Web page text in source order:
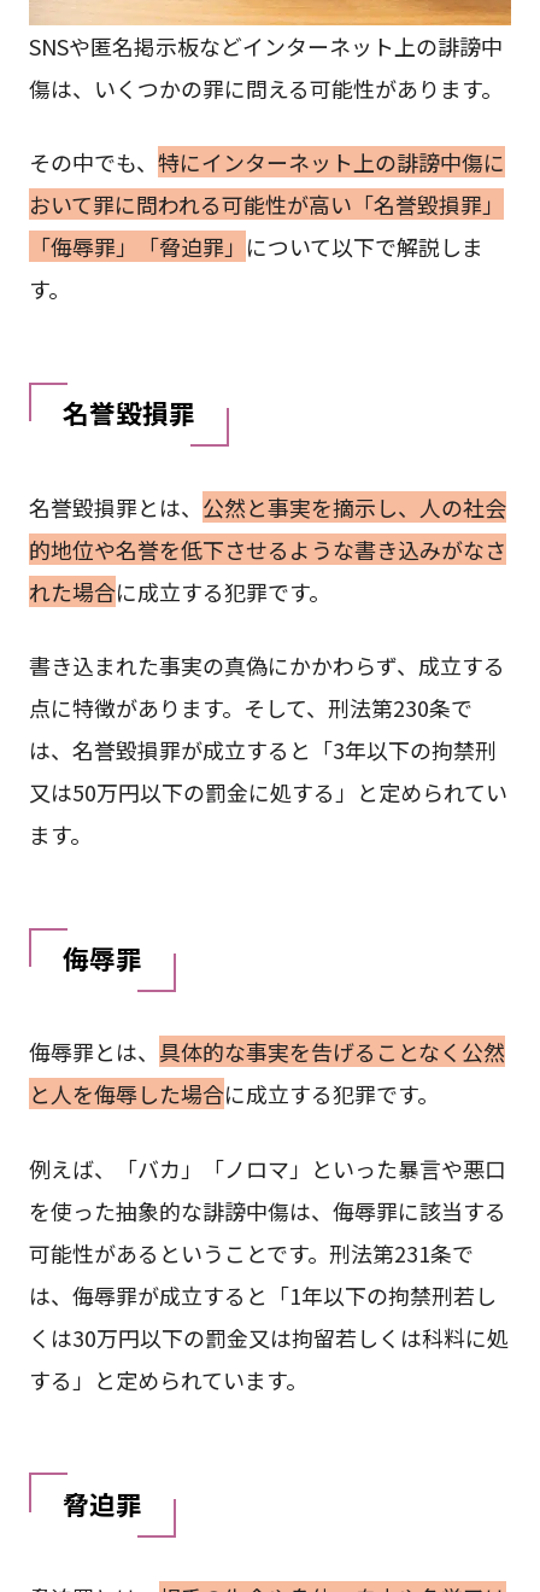
SNSや匿名掲示板などインターネット上の誹謗中
傷は、いくつかの罪に問える可能性があります。
その中でも、 特にインターネット上の誹謗中傷に
おいて罪に問われる可能性が高い「名誉毀損罪」
「侮辱罪」「脅迫罪」 について以下で解説しま
す。
名誉毀損罪
名誉毀損罪とは、 公然と事実を摘示し、人の社会
的地位や名誉を低下させるような書き込みがなさ
れた場合に成立する犯罪です。
書き込まれた事実の真偽にかかわらず、成立する
点に特徴があります。そして、刑法第230条で
は、名誉毀損罪が成立すると「3年以下の拘禁刑
又は50万円以下の罰金に処する」と定められてい
ます。
侮辱罪
侮辱罪とは、 具体的な事実を告げることなく公然
と人を侮辱した場合に成立する犯罪です。
例えば、「バカ」「ノロマ」といった暴言や悪口
を使った抽象的な誹謗中傷は、侮辱罪に該当する
可能性があるということです。刑法第231条で
は、侮辱罪が成立すると「1年以下の拘禁刑若し
くは30万円以下の罰金又は拘留若しくは科料に処
する」と定められています。
脅迫罪